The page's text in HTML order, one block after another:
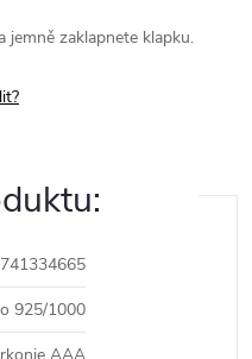
zaklapnete klapku.
925/1000